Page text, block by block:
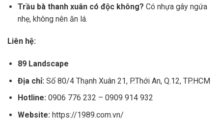
Trầu bà thanh xuân có độc không? Có nhựa gây ngứa
nhẹ, không nên ăn lá.
Liên hệ:
89 Landscape
Địa chỉ: Số 80/4 Thạnh Xuân 21, P.Thới An, Q.12, TP.HCM
Hotline: 0906 776 232 – 0909 914 932
Website: https://1989.com.vn/